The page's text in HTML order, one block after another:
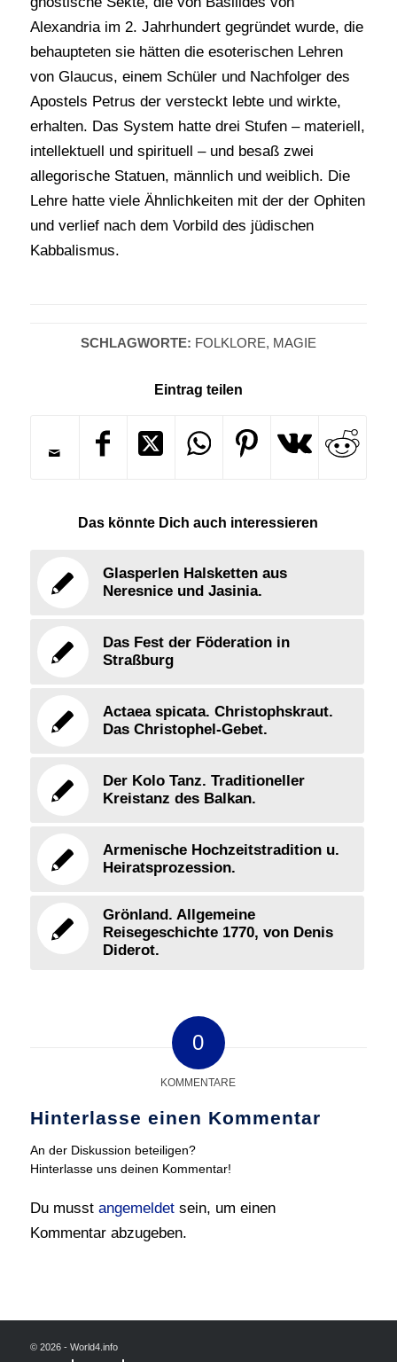
Alexandria im 2. Jahrhundert gegründet wurde, die
behaupteten sie hätten die esoterischen Lehren
von Glaucus, einem Schüler und Nachfolger des
Apostels Petrus der versteckt lebte und wirkte,
erhalten. Das System hatte drei Stufen – materiell,
intellektuell und spirituell – und besaß zwei
allegorische Statuen, männlich und weiblich. Die
Lehre hatte viele Ähnlichkeiten mit der der Ophiten
und verlief nach dem Vorbild des jüdischen
Kabbalismus.
SCHLAGWORTE: FOLKLORE, MAGIE
Eintrag teilen
Das könnte Dich auch interessieren
Glasperlen Halsketten aus
Neresnice und Jasinia.
Das Fest der Föderation in
Straßburg
Actaea spicata. Christophskraut.
Das Christophel-Gebet.
Der Kolo Tanz. Traditioneller
Kreistanz des Balkan.
Armenische Hochzeitstradition u.
Heiratsprozession.
Grönland. Allgemeine
Reisegeschichte 1770, von Denis
Diderot.
0
KOMMENTARE
Hinterlasse einen Kommentar
An der Diskussion beteiligen?
Hinterlasse uns deinen Kommentar!
Du musst angemeldetsein, um einen
Kommentar abzugeben.
© 2026 - World4.info